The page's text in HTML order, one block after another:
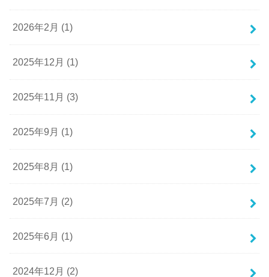
2026年2月 (1)
2025年12月 (1)
2025年11月 (3)
2025年9月 (1)
2025年8月 (1)
2025年7月 (2)
2025年6月 (1)
2024年12月 (2)